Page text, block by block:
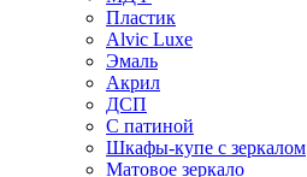
Пластик
Alvic Luxe
Эмаль
Акрил
ДСП
С патиной
Шкафы-купе с зеркалом
Матовое зеркало